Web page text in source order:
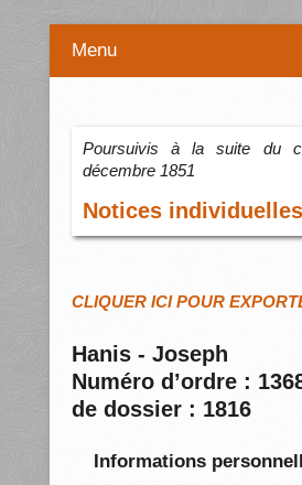
Menu
Poursuivis à la suite du
décembre 1851
Notices individuelles
CLIQUER ICI POUR
Hanis - Joseph
Numéro d’ordre :
de dossier : 1816
Informations